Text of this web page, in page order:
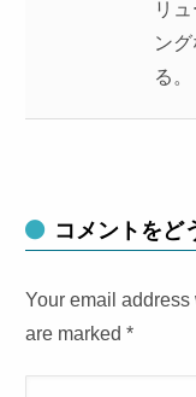
リ
ン
る。
コメントをど
Your email
are marked*